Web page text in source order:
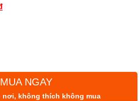
MUA NGAY
nơi, không thích không mua